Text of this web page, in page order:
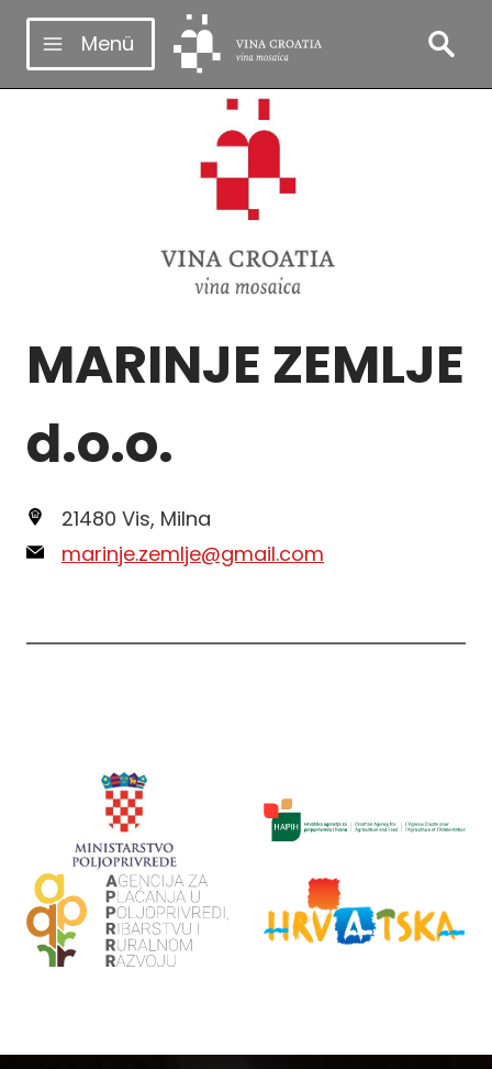
Zum
Inhalt
springen
Menü
MARINJE ZEMLJE
d.o.o.
21480 Vis, Milna
marinje.zemlje@gmail.com